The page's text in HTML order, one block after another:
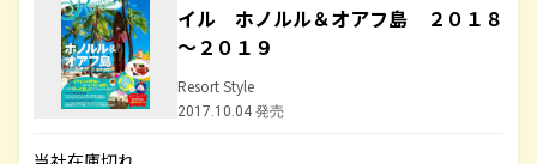
イル ホノルル＆オアフ島 ２０１８
～２０１９
Resort Style
2017.10.04 発売